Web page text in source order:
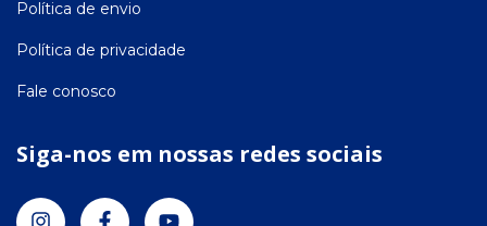
Política de envio
Política de privacidade
Fale conosco
Siga-nos em nossas redes sociais